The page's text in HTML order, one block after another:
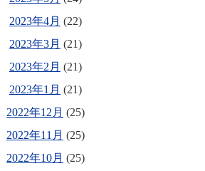
2023年4月 (22)
2023年3月 (21)
2023年2月 (21)
2023年1月 (21)
2022年12月 (25)
2022年11月 (25)
2022年10月 (25)